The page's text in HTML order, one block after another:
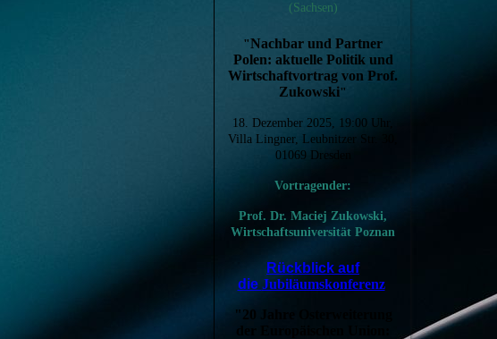
(Sachsen)
"Nachbar und Partner
Polen: aktuelle Politik und
Wirtschaftvortrag von Prof.
Zukowski"
18. Dezember 2025, 19:00 Uhr,
Villa Lingner, Leubnitzer Str. 30,
01069 Dresden
Vortragender:
Prof. Dr. Maciej Zukowski,
Wirtschaftsuniversität Poznan
Rückblick auf
die Jubiläumskonferenz
"20 Jahre Osterweiterung
der Europäischen Union: